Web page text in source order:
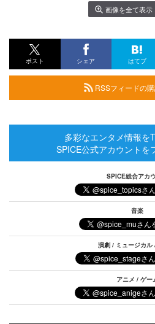
画像を全て表示
ポスト シェア はてブ
RSSフィードの
多彩なエンタメ情報を
SPICE公式アカウントを
SPICE総合アカ
音楽
演劇 / ミュージカル
アニメ / ゲー